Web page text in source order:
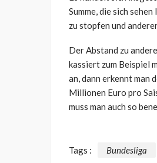
Summe, die sich
zu stopfen und
Der Abstand zu
kassiert zum Beispiel
an, dann erkennt man
Millionen Euro pro
muss man auch so
Tags : Bundesliga